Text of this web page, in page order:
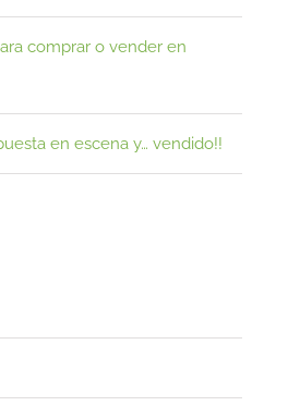
comprar o vender en
en escena y… vendido!!